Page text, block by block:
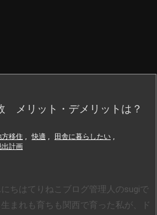
メリット・デメリットは？
方移住 , 快適 , 田舎に暮らしたい ,
出計画
にちはてりねこブログ管理人のsugiで
生まれも育ちも関西で育った私が、ド